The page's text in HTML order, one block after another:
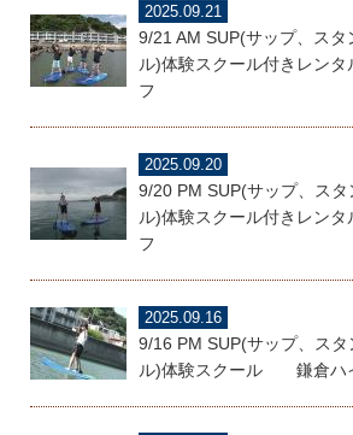
2025.09.21
9/21 AM SUP(サップ、スタ
ル)体験スクール付きレンタ
フ
2025.09.20
9/20 PM SUP(サップ、スタ
ル)体験スクール付きレンタ
フ
2025.09.16
9/16 PM SUP(サップ、スタ
ル)体験スクール 鎌倉ハ